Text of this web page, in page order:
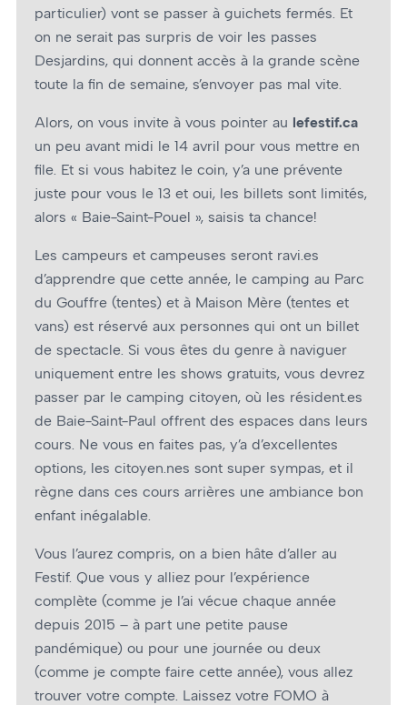
particulier) vont se passer à guichets fermés. Et
on ne serait pas surpris de voir les passes
Desjardins, qui donnent accès à la grande scène
toute la fin de semaine, s’envoyer pas mal vite.
Alors, on vous invite à vous pointer au lefestif.ca
un peu avant midi le 14 avril pour vous mettre en
file. Et si vous habitez le coin, y’a une prévente
juste pour vous le 13 et oui, les billets sont limités,
alors « Baie-Saint-Pouel », saisis ta chance!
Les campeurs et campeuses seront ravi.es
d’apprendre que cette année, le camping au Parc
du Gouffre (tentes) et à Maison Mère (tentes et
vans) est réservé aux personnes qui ont un billet
de spectacle. Si vous êtes du genre à naviguer
uniquement entre les shows gratuits, vous devrez
passer par le camping citoyen, où les résident.es
de Baie-Saint-Paul offrent des espaces dans leurs
cours. Ne vous en faites pas, y’a d’excellentes
options, les citoyen.nes sont super sympas, et il
règne dans ces cours arrières une ambiance bon
enfant inégalable.
Vous l’aurez compris, on a bien hâte d’aller au
Festif. Que vous y alliez pour l’expérience
complète (comme je l’ai vécue chaque année
depuis 2015 – à part une petite pause
pandémique) ou pour une journée ou deux
(comme je compte faire cette année), vous allez
trouver votre compte. Laissez votre FOMO à